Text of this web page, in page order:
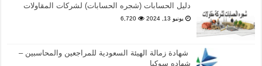
دليل الحسابات (شجره الحسابات) لشركات المقاولات
يونيو 13, 2024 6,720
شهادة زمالة الهيئة السعودية للمراجعين والمحاسبين –
شهاده سوكبا